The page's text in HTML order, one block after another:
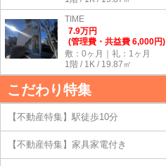
TIME
7.9万円
(管理費・共益費 6,000円)
敷：0ヶ月｜礼：1ヶ月
1階 / 1K / 19.87㎡
こだわり特集
【不動産特集】駅徒歩10分
【不動産特集】家具家電付き